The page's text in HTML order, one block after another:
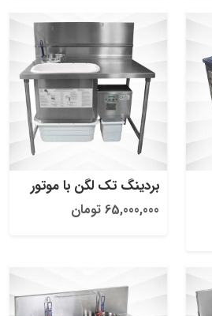
بردینگ تک لگن با موتور
65,000,000 تومان